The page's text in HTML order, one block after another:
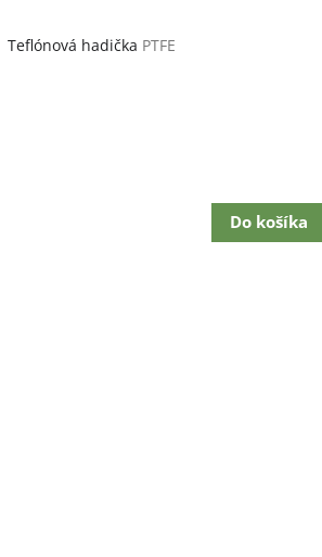
Teflónová hadička PTFE
Do košíka